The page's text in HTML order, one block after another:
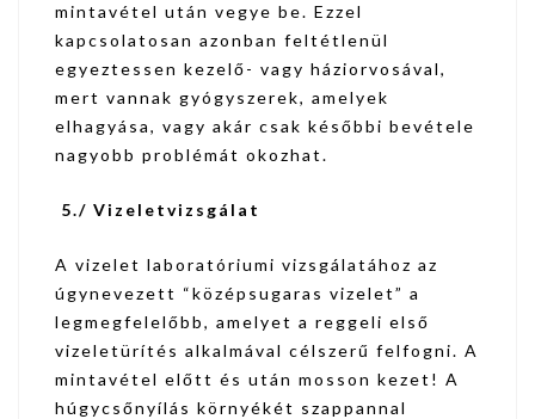
mintavétel után vegye be. Ezzel
kapcsolatosan azonban feltétlenül
egyeztessen kezelő- vagy háziorvosával,
mert vannak gyógyszerek, amelyek
elhagyása, vagy akár csak későbbi bevétele
nagyobb problémát okozhat.
5./ Vizeletvizsgálat
A vizelet laboratóriumi vizsgálatához az
úgynevezett “középsugaras vizelet” a
legmegfelelőbb, amelyet a reggeli első
vizeletürítés alkalmával célszerű felfogni. A
mintavétel előtt és után mosson kezet! A
húgycsőnyílás környékét szappannal